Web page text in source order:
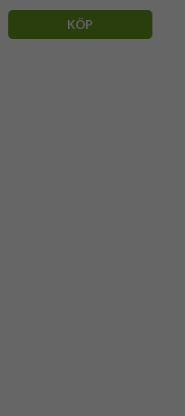
KÖP